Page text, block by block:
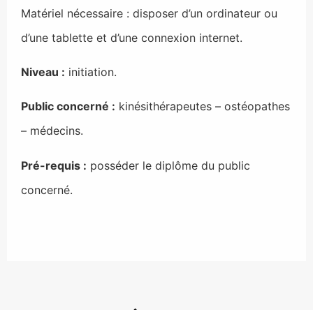
Matériel nécessaire : disposer d’un ordinateur ou
d’une tablette et d’une connexion internet.
Niveau : initiation.
Public concerné : kinésithérapeutes – ostéopathes
– médecins.
Pré-requis : posséder le diplôme du public
concerné.